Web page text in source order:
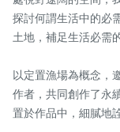
探討何謂生活中的必
土地，補足生活必需
以定置漁場為概念，
作者，共同創作了永
置於作品中，細膩地